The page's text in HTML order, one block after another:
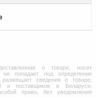
о товаре, носит
не попадает под определение
размещает сведения о товаре,
и поставщиков в Беларуси.
право, без уведомления